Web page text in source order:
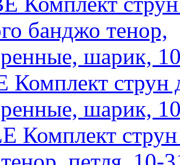
Комплект струн
шарик,